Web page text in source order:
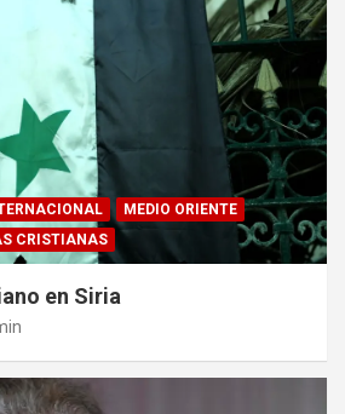
MEDIO ORIENTE
CRISTIANAS
en Siria